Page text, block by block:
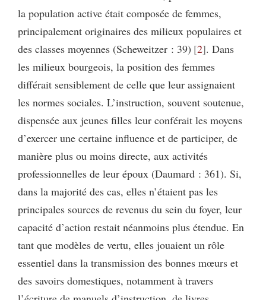
la population active était composée de femmes,
principalement originaires des milieux populaires et
des classes moyennes (Scheweitzer : 39) 2 . Dans
les milieux bourgeois, la position des femmes
différait sensiblement de celle que leur assignaient
les normes sociales. L’instruction, souvent soutenue,
dispensée aux jeunes filles leur conférait les moyens
d’exercer une certaine influence et de participer, de
manière plus ou moins directe, aux activités
professionnelles de leur époux (Daumard : 361). Si,
dans la majorité des cas, elles n’étaient pas les
principales sources de revenus du sein du foyer, leur
capacité d’action restait néanmoins plus étendue. En
tant que modèles de vertu, elles jouaient un rôle
essentiel dans la transmission des bonnes mœurs et
des savoirs domestiques, notamment à travers